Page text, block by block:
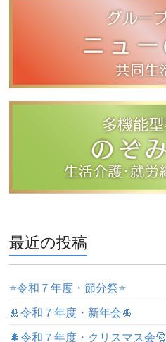
最近の投稿
⭐️令和７年度・節分祭⭐️
🎍令和７年度・新年会🎍
🌲令和７年度・クリスマス会🎅